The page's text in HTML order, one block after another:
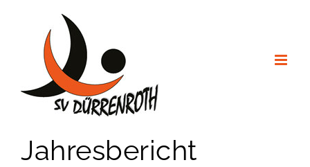
springen
Jahresbericht